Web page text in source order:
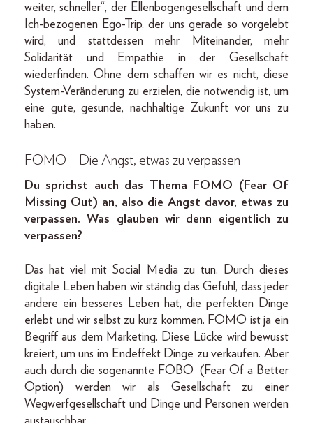
weiter, schneller“, der Ellenbogengesellschaft und dem
Ich-bezogenen Ego-Trip, der uns gerade so vorgelebt
wird, und stattdessen mehr Miteinander, mehr
Solidarität und Empathie in der Gesellschaft
wiederfinden. Ohne dem schaffen wir es nicht, diese
System-Veränderung zu erzielen, die notwendig ist, um
eine gute, gesunde, nachhaltige Zukunft vor uns zu
haben.
FOMO – Die Angst, etwas zu verpassen
Du sprichst auch das Thema FOMO (Fear Of
Missing Out) an, also die Angst davor, etwas zu
verpassen. Was glauben wir denn eigentlich zu
verpassen?
Das hat viel mit Social Media zu tun. Durch dieses
digitale Leben haben wir ständig das Gefühl, dass jeder
andere ein besseres Leben hat, die perfekten Dinge
erlebt und wir selbst zu kurz kommen. FOMO ist ja ein
Begriff aus dem Marketing. Diese Lücke wird bewusst
kreiert, um uns im Endeffekt Dinge zu verkaufen. Aber
auch durch die sogenannte FOBO (Fear Of a Better
Option) werden wir als Gesellschaft zu einer
Wegwerfgesellschaft und Dinge und Personen werden